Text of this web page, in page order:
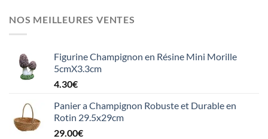
NOS MEILLEURES VENTES
Figurine Champignon en Résine Mini Morille
5cmX3.3cm
4.30€
Panier a Champignon Robuste et Durable en
Rotin 29.5x29cm
29.00€